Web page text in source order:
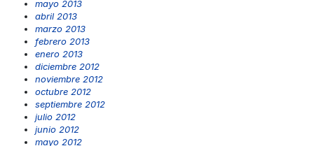
mayo 2013
abril 2013
marzo 2013
febrero 2013
enero 2013
diciembre 2012
noviembre 2012
octubre 2012
septiembre 2012
julio 2012
junio 2012
mayo 2012